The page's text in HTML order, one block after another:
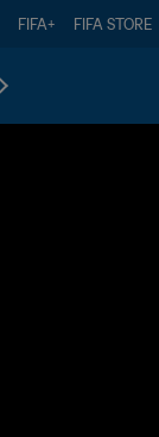
FIFA+ FIFA STORE